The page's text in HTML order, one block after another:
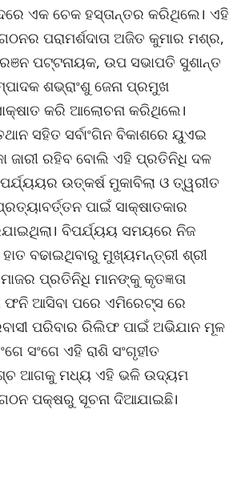
ଏକ ଚେକ ହସ୍ତାନ୍ତର କରିଥିଲେ। ଏହି
ପରାମର୍ଶଦାତା ଅଜିତ କୁମାର ମଶ୍ର,
ପଟ୍ଟନାୟକ, ଉପ ସଭାପତି ସୁଶାନ୍ତ
ଶଭ୍ରାଂଶୁ ଜେନା ପ୍ରମୁଖ
କରି ଆଲୋଚନା କରିଥିଲେ।
ସହିତ ସର୍ବାଂଗିନ ବିକାଶରେ ୟୁଏଇ
ଜାରୀ ରହିବ ବୋଲି ଏହି ପ୍ରତିନିଧି ଦଳ
ଉତ୍କର୍ଷ ମୁକାବିଲା ଓ ତ୍ୱରୀତ
ପାଇଁ ସାକ୍ଷାତକାର
ବିପର୍ଯ୍ୟୟ ସମୟରେ ନିଜ
ବଢାଇଥିବାରୁ ମୁଖ୍ୟମନ୍ତ୍ରୀ ଶ୍ରୀ
ପ୍ରତିନିଧି ମାନଙ୍କୁ କୃତଜ୍ଞତା
ଫନି ଆସିବା ପରେ ଏମିରେଟ୍ସ ରେ
ପରିବାର ରିଲିଫ ପାଇଁ ଅଭିଯାନ ମୂଳ
ସଂଗେ ଏହି ରାଶି ସଂଗୃହୀତ
ଆଗକୁ ମଧ୍ୟ ଏହି ଭଳି ଉଦ୍ୟମ
ପକ୍ଷରୁ ସୂଚନା ଦିଆଯାଇଛି।